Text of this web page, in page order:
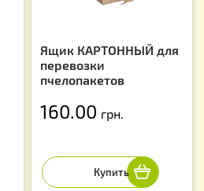
Ящик КАРТОННЫЙ для
перевозки
пчелопакетов
160.00 грн.